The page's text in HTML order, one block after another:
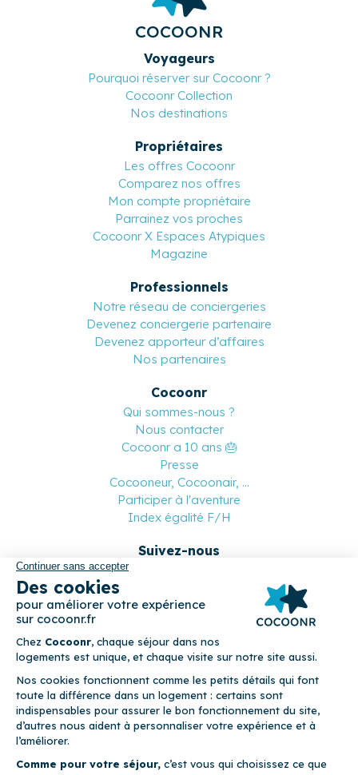
COCOONR
Voyageurs
Pourquoi réserver sur Cocoonr ?
Cocoonr Collection
Nos destinations
Propriétaires
Les offres Cocoonr
Comparez nos offres
Mon compte propriétaire
Parrainez vos proches
Cocoonr X Espaces Atypiques
Magazine
Professionnels
Notre réseau de conciergeries
Devenez conciergerie partenaire
Devenez apporteur d’affaires
Nos partenaires
Cocoonr
Qui sommes-nous ?
Nous contacter
Cocoonr a 10 ans 🎂
Presse
Cocooneur, Cocoonair, ...
Participer à l'aventure
Index égalité F/H
Suivez-nous
location–CGU – Politique de confidentialité–Politique de